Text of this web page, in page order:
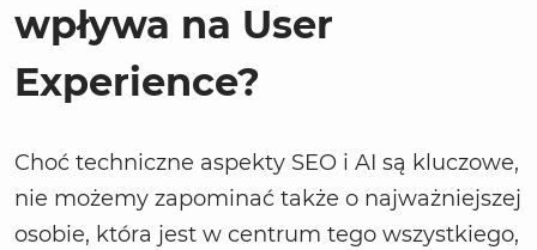
wpływa na User
Experience?
Choć techniczne aspekty SEO i AI są kluczowe,
nie możemy zapominać także o najważniejszej
osobie, która jest w centrum tego wszystkiego,